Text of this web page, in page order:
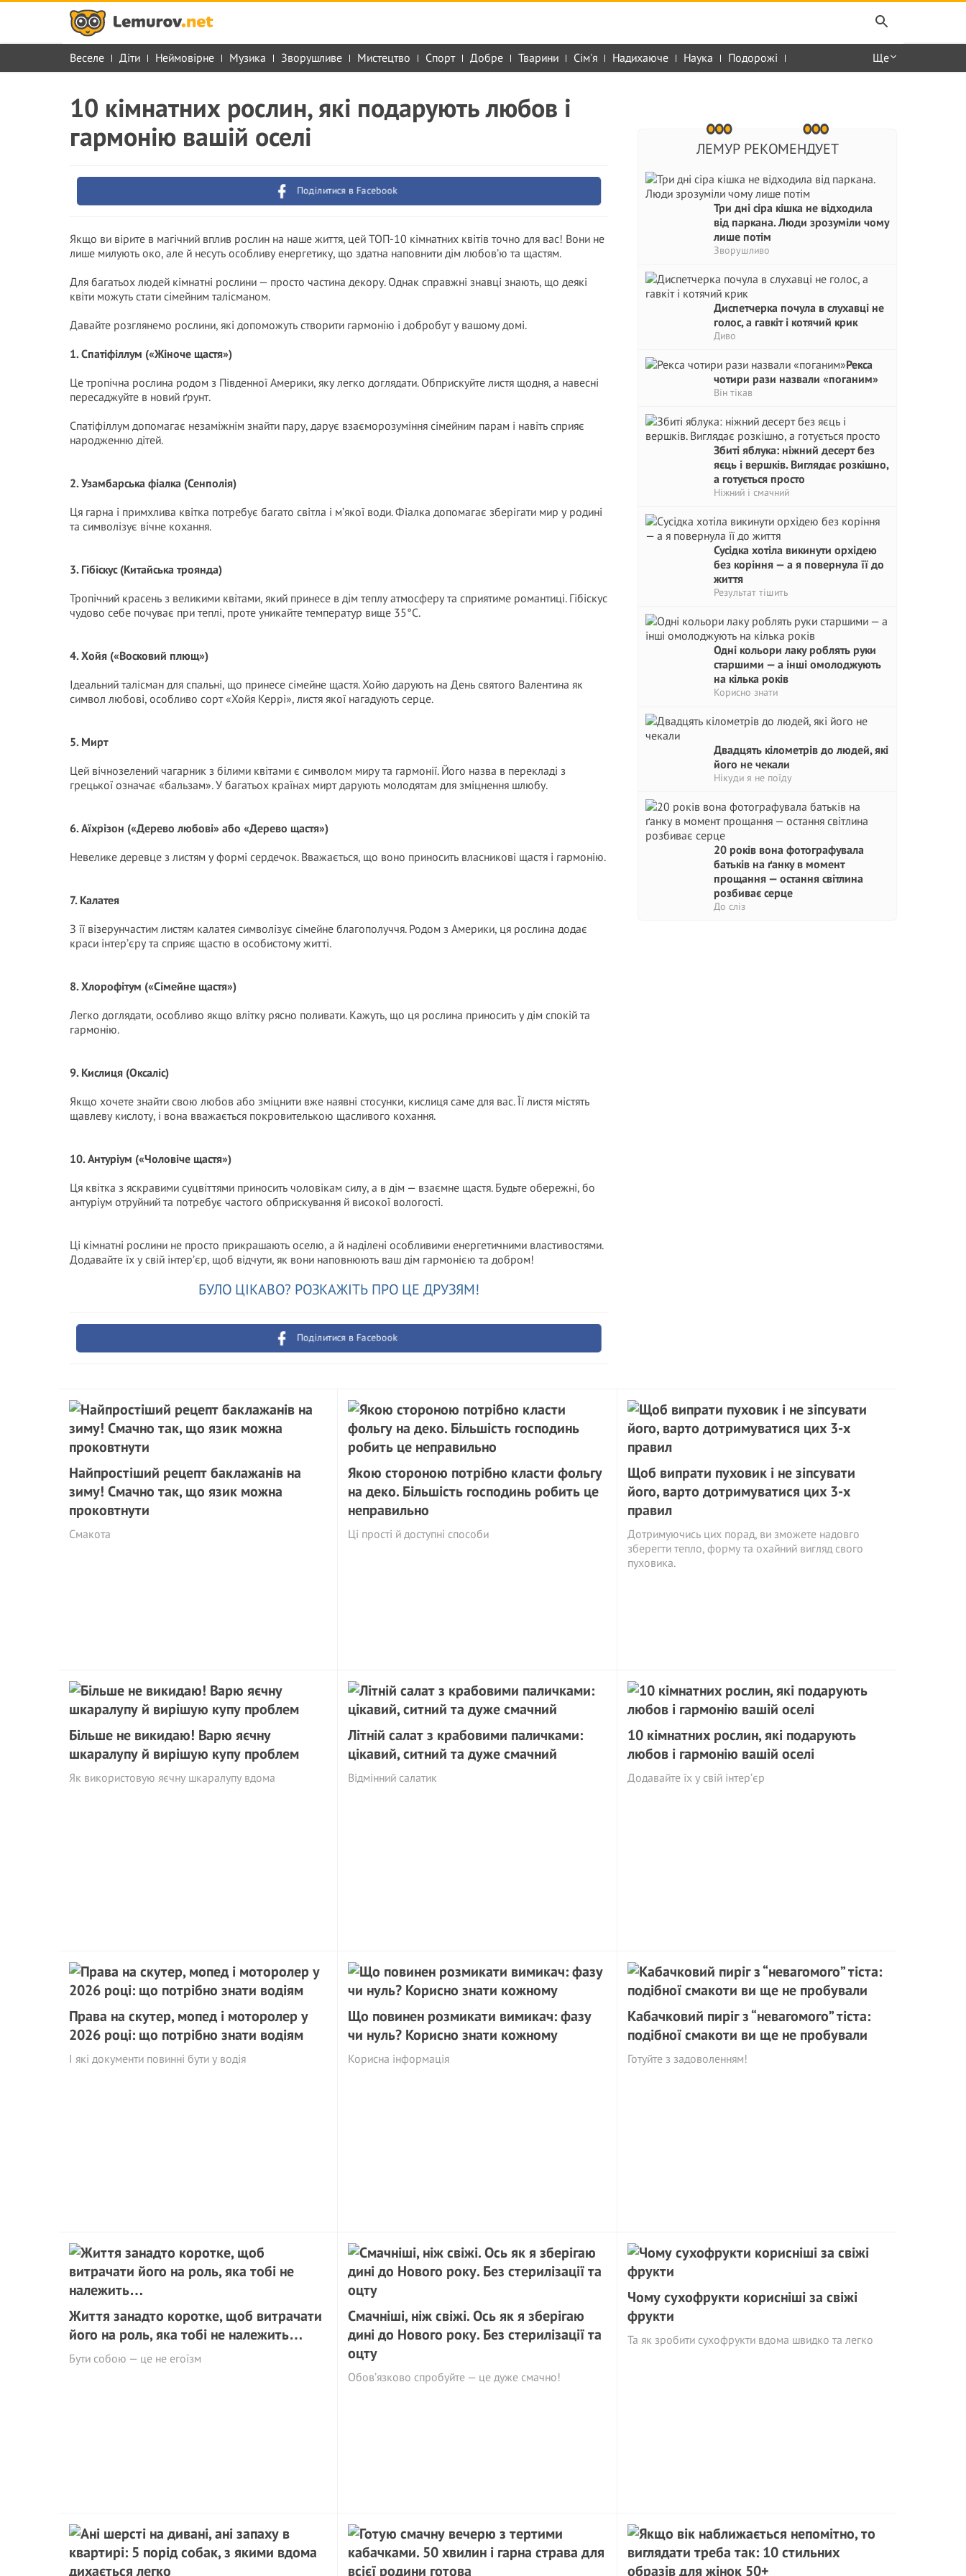
Веселе Діти Неймовірне Музика Зворушливе Мистецтво Спорт Добре Тварини Сім'я Надихаюче Наука Подорожі Ще
ЛЕМУР РЕКОМЕНДУЕТ
Три дні сіра кішка не відходила
від паркана. Люди зрозуміли чому
лише потім
Зворушливо
Диспетчерка почула в слухавці не
голос, а гавкіт і котячий крик
Диво
Рекса
чотири рази назвали «поганим»
Він тікав
Збиті яблука: ніжний десерт без
яєць і вершків. Виглядає розкішно,
а готується просто
Ніжний і смачний
Сусідка хотіла викинути орхідею
без коріння — а я повернула її до
життя
Результат тішить
Одні кольори лаку роблять руки
старшими — а інші омолоджують
на кілька років
Корисно знати
Двадцять кілометрів до людей, які
його не чекали
Нікуди я не поїду
20 років вона фотографувала
батьків на ґанку в момент
прощання — остання світлина
розбиває серце
До сліз
10 кімнатних рослин, які подарують любов і
гармонію вашій оселі
Поділитися в Facebook
Якщо ви вірите в магічний вплив рослин на наше життя, цей ТОП-10 кімнатних квітів точно для вас! Вони не
лише милують око, але й несуть особливу енергетику, що здатна наповнити дім любов’ю та щастям.
Для багатьох людей кімнатні рослини — просто частина декору. Однак справжні знавці знають, що деякі
квіти можуть стати сімейним талісманом.
Давайте розглянемо рослини, які допоможуть створити гармонію і добробут у вашому домі.
1. Спатіфіллум («Жіноче щастя»)
Це тропічна рослина родом з Південної Америки, яку легко доглядати. Обприскуйте листя щодня, а навесні
пересаджуйте в новий ґрунт.
Спатіфіллум допомагає незаміжнім знайти пару, дарує взаєморозуміння сімейним парам і навіть сприяє
народженню дітей.
2. Узамбарська фіалка (Сенполія)
Ця гарна і примхлива квітка потребує багато світла і м’якої води. Фіалка допомагає зберігати мир у родині
та символізує вічне кохання.
3. Гібіскус (Китайська троянда)
Тропічний красень з великими квітами, який принесе в дім теплу атмосферу та сприятиме романтиці. Гібіскус
чудово себе почуває при теплі, проте уникайте температур вище 35°C.
4. Хойя («Восковий плющ»)
Ідеальний талісман для спальні, що принесе сімейне щастя. Хойю дарують на День святого Валентина як
символ любові, особливо сорт «Хойя Керрі», листя якої нагадують серце.
5. Мирт
Цей вічнозелений чагарник з білими квітами є символом миру та гармонії. Його назва в перекладі з
грецької означає «бальзам». У багатьох країнах мирт дарують молодятам для зміцнення шлюбу.
6. Аїхрізон («Дерево любові» або «Дерево щастя»)
Невелике деревце з листям у формі сердечок. Вважається, що воно приносить власникові щастя і гармонію.
7. Калатея
З її візерунчастим листям калатея символізує сімейне благополуччя. Родом з Америки, ця рослина додає
краси інтер’єру та сприяє щастю в особистому житті.
8. Хлорофітум («Сімейне щастя»)
Легко доглядати, особливо якщо влітку рясно поливати. Кажуть, що ця рослина приносить у дім спокій та
гармонію.
9. Кислиця (Оксаліс)
Якщо хочете знайти свою любов або зміцнити вже наявні стосунки, кислиця саме для вас. Її листя містять
щавлеву кислоту, і вона вважається покровителькою щасливого кохання.
10. Антуріум («Чоловіче щастя»)
Ця квітка з яскравими суцвіттями приносить чоловікам силу, а в дім — взаємне щастя. Будьте обережні, бо
антуріум отруйний та потребує частого обприскування й високої вологості.
Ці кімнатні рослини не просто прикрашають оселю, а й наділені особливими енергетичними властивостями.
Додавайте їх у свій інтер’єр, щоб відчути, як вони наповнюють ваш дім гармонією та добром!
БУЛО ЦІКАВО? РОЗКАЖІТЬ ПРО ЦЕ ДРУЗЯМ!
Поділитися в Facebook
Найпростіший рецепт баклажанів на
зиму! Смачно так, що язик можна
проковтнути
Смакота
Якою стороною потрібно класти фольгу
на деко. Більшість господинь робить це
неправильно
Ці прості й доступні способи
Щоб випрати пуховик і не зіпсувати
його, варто дотримуватися цих 3-х
правил
Дотримуючись цих порад, ви зможете надовго
зберегти тепло, форму та охайний вигляд свого
пуховика.
Більше не викидаю! Варю яєчну
шкаралупу й вирішую купу проблем
Як використовую яєчну шкаралупу вдома
Літній салат з крабовими паличками:
цікавий, ситний та дуже смачний
Відмінний салатик
10 кімнатних рослин, які подарують
любов і гармонію вашій оселі
Додавайте їх у свій інтер’єр
Права на скутер, мопед і моторолер у
2026 році: що потрібно знати водіям
І які документи повинні бути у водія
Що повинен розмикати вимикач: фазу
чи нуль? Корисно знати кожному
Корисна інформація
Кабачковий пиріг з “невагомого” тіста:
подібної смакоти ви ще не пробували
Готуйте з задоволенням!
Життя занадто коротке, щоб витрачати
його на роль, яка тобі не належить…
Бути собою — це не егоїзм
Смачніші, ніж свіжі. Ось як я зберігаю
дині до Нового року. Без стерилізації та
оцту
Обов’язково спробуйте — це дуже смачно!
Чому сухофрукти корисніші за свіжі
фрукти
Та як зробити сухофрукти вдома швидко та легко